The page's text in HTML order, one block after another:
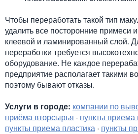
Чтобы переработать такой тип
удалить все посторонние примеси
клеевой и ламинированный слой.
переработки требуется
оборудование. Не каждое
предприятие располагает такими
поэтому бывают отказы.
Услуги в городе: компании по
приёма вторсырья · пункты
пункты приема пластика · пункты